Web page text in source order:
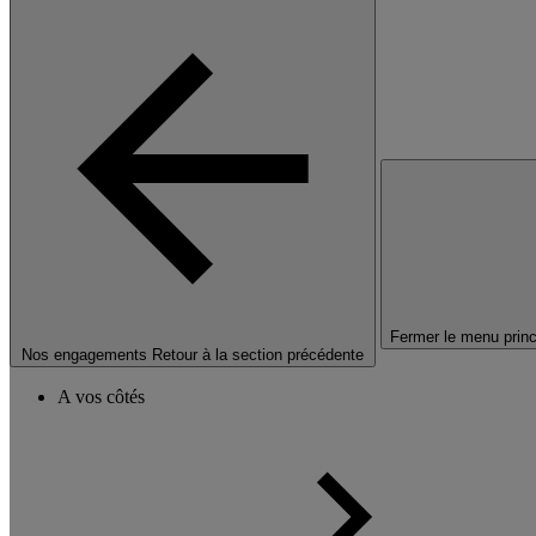
Nos engagements Retour à la section précédente
Fermer le menu
A vos côtés